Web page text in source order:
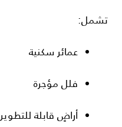
تشمل:
عمائر سكنية
فلل مؤجرة
أراضٍ قابلة للتطوير